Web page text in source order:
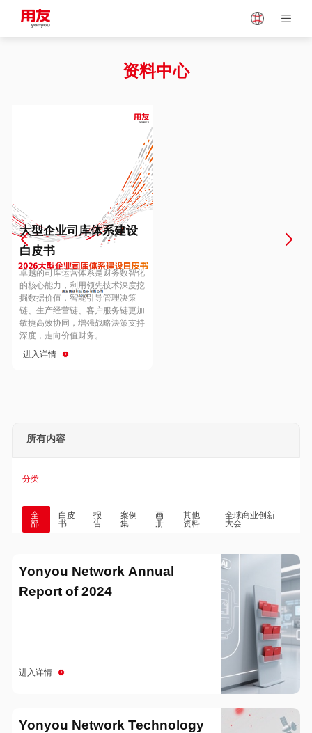
Vietnam
Europe
Hungary
Hong Kong
资料中心
大型企业司库体系建设
白皮书
卓越的司库运营体系是财务数智化
的核心能力，利用领先技术深度挖
掘数据价值，智能引导管理决策
链、生产经营链、客户服务链更加
敏捷高效协同，增强战略決策支持
深度，走向价值财务。
进入详情
所有内容
分类
全
部
白皮
书
报
告
案例
集
画
册
其他
资料
全球商业创新
大会
Yonyou Network Annual
Report of 2024
进入详情
Yonyou Network Technology